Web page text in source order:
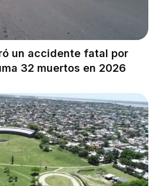
un accidente fatal por
32 muertos en 2026